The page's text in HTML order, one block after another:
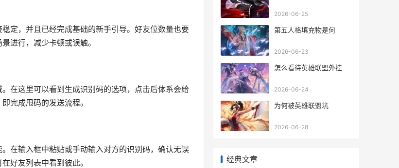
定，并且已经完成基础的新手引导。好友位数量也要
进行，减少卡顿或误触。
在这里可以看到生成识别码的选项，点击后体系会给
完成甩码的发送流程。
在输入框中粘贴或手动输入对方的识别码，确认无误
好友列表中看到彼此。
2026-06-25
第五人格填充物是何
2026-06-23
怎么看待英雄联盟外挂
2026-06-24
为何被英雄联盟坑
2026-06-28
经典文章